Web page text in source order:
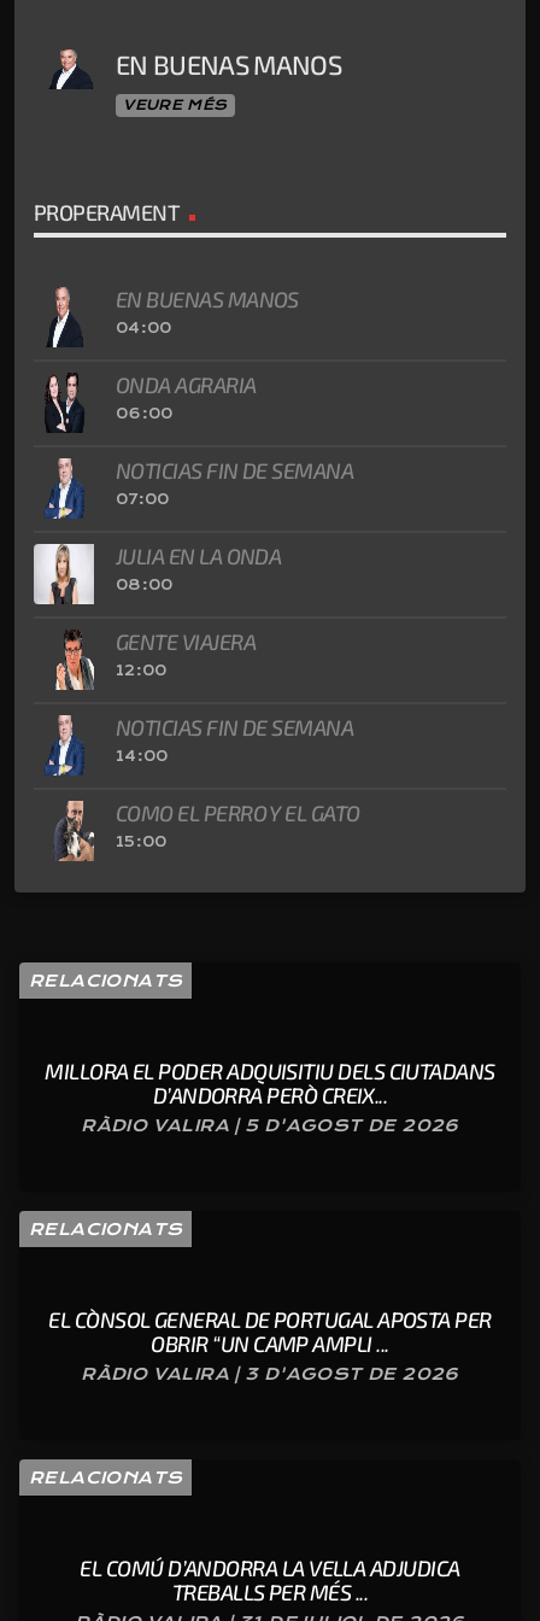
EN BUENAS MANOS
VEURE MÉS
PROPERAMENT
EN BUENAS MANOS
04:00
ONDA AGRARIA
06:00
NOTICIAS FIN DE SEMANA
07:00
JULIA EN LA ONDA
08:00
GENTE VIAJERA
12:00
NOTICIAS FIN DE SEMANA
14:00
COMO EL PERRO Y EL GATO
15:00
RELACIONATS
MILLORA EL PODER ADQUISITIU DELS CIUTADANS
D’ANDORRA PERÒ CREIX...
RÀDIO VALIRA | 5 D'AGOST DE 2026
RELACIONATS
EL CÒNSOL GENERAL DE PORTUGAL APOSTA PER
OBRIR “UN CAMP AMPLI ...
RÀDIO VALIRA | 3 D'AGOST DE 2026
RELACIONATS
EL COMÚ D’ANDORRA LA VELLA ADJUDICA
TREBALLS PER MÉS ...